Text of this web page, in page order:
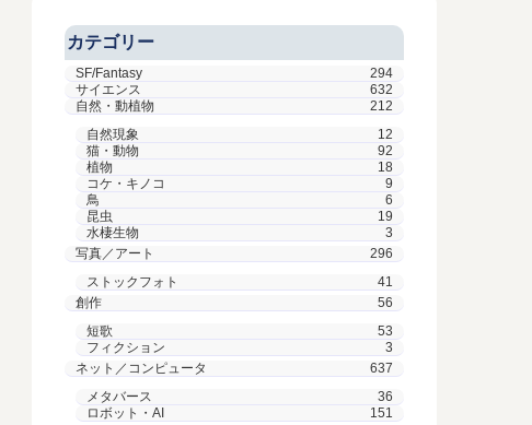
カテゴリー
SF/Fantasy
294
サイエンス
632
自然・動植物
212
自然現象
12
猫・動物
92
植物
18
コケ・キノコ
9
鳥
6
昆虫
19
水棲生物
3
写真／アート
296
ストックフォト
41
創作
56
短歌
53
フィクション
3
ネット／コンピュータ
637
メタバース
36
ロボット・AI
151